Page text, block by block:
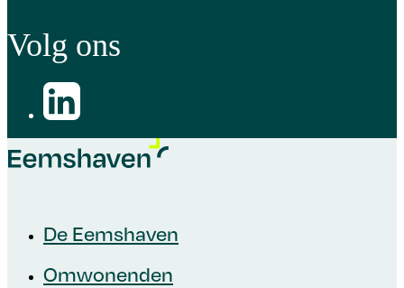
Volg ons
De Eemshaven
Omwonenden